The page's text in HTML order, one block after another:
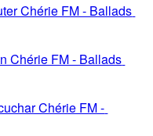
Chérie FM - Ballads
Chérie FM - Ballads
Chérie FM -